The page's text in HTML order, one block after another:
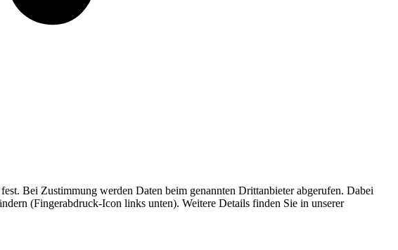
Bei Zustimmung werden Daten beim genannten Drittanbieter abgerufen. Dabei
(Fingerabdruck-Icon links unten). Weitere Details finden Sie in unserer